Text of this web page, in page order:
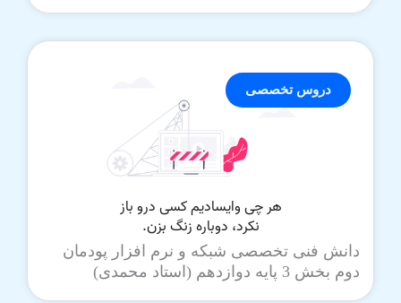
دانش فنی تخصصی شبکه و نرم افزار پودمان
دوم بخش 3 پایه دوازدهم (استاد محمدی)
دروس تخصصی